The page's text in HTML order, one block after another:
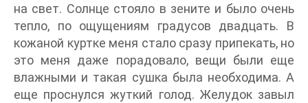
на свет. Солнце стояло в зените и было очень
тепло, по ощущениям градусов двадцать. В
кожаной куртке меня стало сразу припекать, но
это меня даже порадовало, вещи были еще
влажными и такая сушка была необходима. А
еще проснулся жуткий голод. Желудок завыл